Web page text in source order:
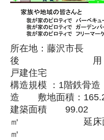
所在地：藤沢市長
後 用 途
戸建住宅
構造規模 ：1階鉄骨
造 敷地面積：
建築面積 99.02
㎡ 延床面積
㎡